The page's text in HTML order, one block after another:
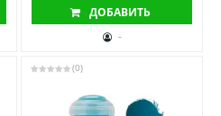
ДОБАВИТЬ
-
(0)